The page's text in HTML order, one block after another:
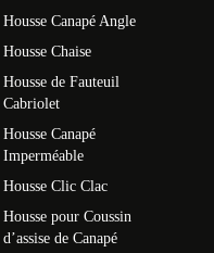
Housse Canapé Angle
Housse Chaise
Housse de Fauteuil
Cabriolet
Housse Canapé
Imperméable
Housse Clic Clac
Housse pour Coussin
d’assise de Canapé